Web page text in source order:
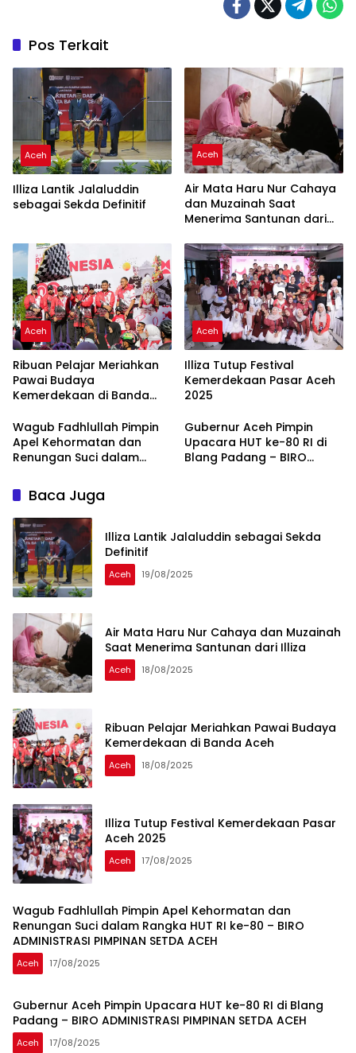
Pos Terkait
Aceh
Illiza Lantik Jalaluddin
sebagai Sekda Definitif
Aceh
Air Mata Haru Nur Cahaya
dan Muzainah Saat
Menerima Santunan dari
Aceh
Ribuan Pelajar Meriahkan
Pawai Budaya
Kemerdekaan di Banda
Aceh
Illiza Tutup Festival
Kemerdekaan Pasar Aceh
2025
Wagub Fadhlullah Pimpin
Apel Kehormatan dan
Renungan Suci dalam
BIRO ADMINISTRASI
PIMPINAN SETDA ACEH
Gubernur Aceh Pimpin
Upacara HUT ke-80 RI di
Blang Padang – BIRO
Baca Juga
Illiza Lantik Jalaluddin sebagai Sekda
Definitif
Aceh 19/08/2025
Air Mata Haru Nur Cahaya dan Muzainah
Saat Menerima Santunan dari Illiza
Aceh 18/08/2025
Ribuan Pelajar Meriahkan Pawai Budaya
Kemerdekaan di Banda Aceh
Aceh 18/08/2025
Illiza Tutup Festival Kemerdekaan Pasar
Aceh 2025
Aceh 17/08/2025
Wagub Fadhlullah Pimpin Apel Kehormatan dan
Renungan Suci dalam Rangka HUT RI ke-80 – BIRO
ADMINISTRASI PIMPINAN SETDA ACEH
Aceh 17/08/2025
Gubernur Aceh Pimpin Upacara HUT ke-80 RI di Blang
Padang – BIRO ADMINISTRASI PIMPINAN SETDA ACEH
Aceh 17/08/2025